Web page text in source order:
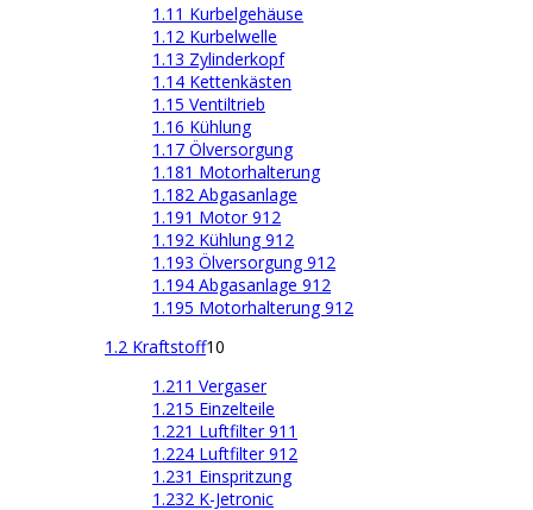
1.11 Kurbelgehäuse
1.12 Kurbelwelle
1.13 Zylinderkopf
1.14 Kettenkästen
1.15 Ventiltrieb
1.16 Kühlung
1.17 Ölversorgung
1.181 Motorhalterung
1.182 Abgasanlage
1.191 Motor 912
1.192 Kühlung 912
1.193 Ölversorgung 912
1.194 Abgasanlage 912
1.195 Motorhalterung 912
1.2 Kraftstoff10
1.211 Vergaser
1.215 Einzelteile
1.221 Luftfilter 911
1.224 Luftfilter 912
1.231 Einspritzung
1.232 K-Jetronic